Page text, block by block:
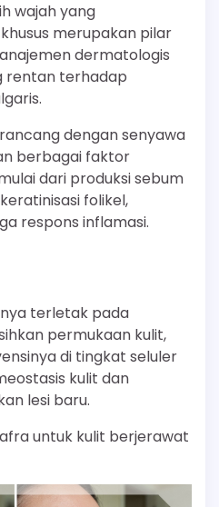
wajah yang
merupakan pilar
dermatologis
rentan terhadap
dengan senyawa
berbagai faktor
dari produksi sebum
folikel,
respons inflamasi.
terletak pada
permukaan kulit,
di tingkat seluler
kulit dan
lesi baru.
untuk kulit berjerawat